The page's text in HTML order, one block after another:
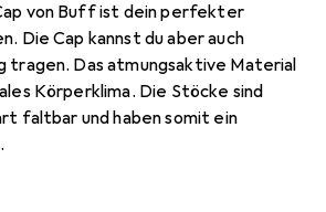
von Buff ist dein perfekter
Die Cap kannst du aber auch
tragen. Das atmungsaktive Material
Körperklima. Die Stöcke sind
faltbar und haben somit ein